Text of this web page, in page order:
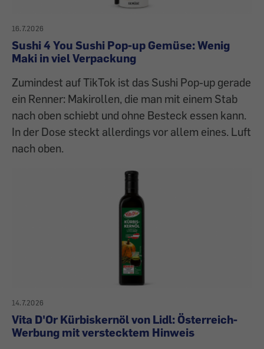
16.7.2026
Sushi 4 You Sushi Pop-up Gemüse: Wenig
Maki in viel Verpackung
Zumindest auf TikTok ist das Sushi Pop-up gerade
ein Renner: Makirollen, die man mit einem Stab
nach oben schiebt und ohne Besteck essen kann.
In der Dose steckt allerdings vor allem eines. Luft
nach oben.
14.7.2026
Vita D'Or Kürbiskernöl von Lidl: Österreich-
Werbung mit verstecktem Hinweis